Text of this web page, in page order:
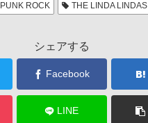
PUNK ROCK THE LINDA LINDAS
シェアする
Facebook
LINE